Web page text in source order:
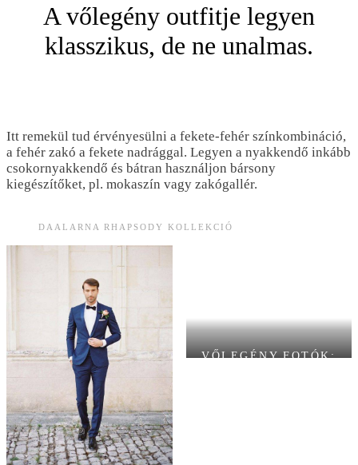
A vőlegény outfitje legyen
klasszikus, de ne unalmas.
Itt remekül tud érvényesülni a fekete-fehér színkombináció,
a fehér zakó a fekete nadrággal. Legyen a nyakkendő inkább
csokornyakkendő és bátran használjon bársony
kiegészítőket, pl. mokaszín vagy zakógallér.
DAALARNA RHAPSODY KOLLEKCIÓ
VŐLEGÉNY FOTÓK: